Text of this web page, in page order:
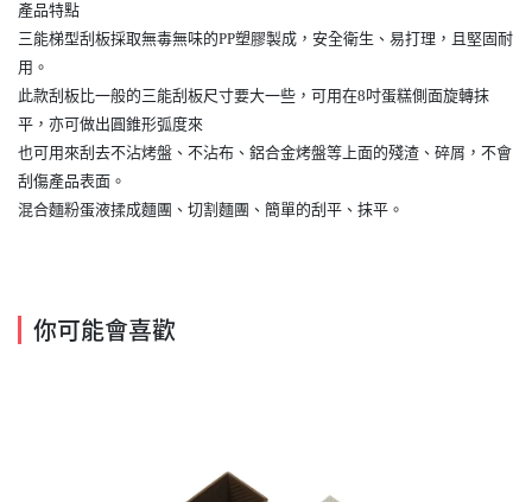
產品特點
三能梯型刮板採取無毒無味的PP塑膠製成，安全衛生、易打理，且堅固耐
用。
此款刮板比一般的三能刮板尺寸要大一些，可用在8吋蛋糕側面旋轉抹
平，亦可做出圓錐形弧度來
也可用來刮去不沾烤盤、不沾布、鋁合金烤盤等上面的殘渣、碎屑，不會
刮傷產品表面。
混合麵粉蛋液揉成麵團、切割麵團、簡單的刮平、抹平。
你可能會喜歡